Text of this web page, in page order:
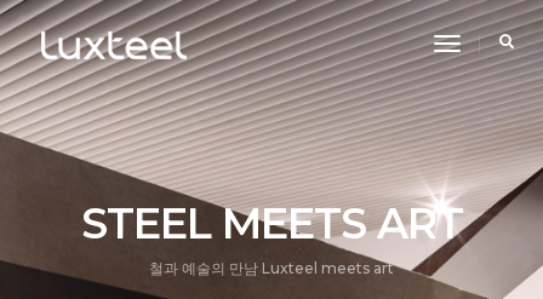
toggle
navigation
STEEL MEETS ART
철과 예술의 만남 Luxteel meets art